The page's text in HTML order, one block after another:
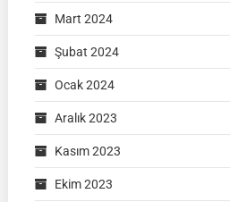
Mart 2024
Şubat 2024
Ocak 2024
Aralık 2023
Kasım 2023
Ekim 2023